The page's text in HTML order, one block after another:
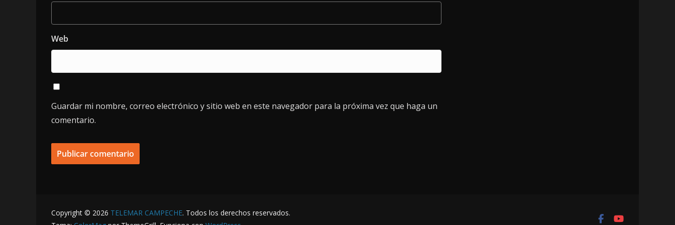
Web
Guardar mi nombre, correo electrónico y sitio web en este navegador para la próxima vez que haga un
comentario.
Copyright © 2026 TELEMAR CAMPECHE. Todos los derechos reservados.